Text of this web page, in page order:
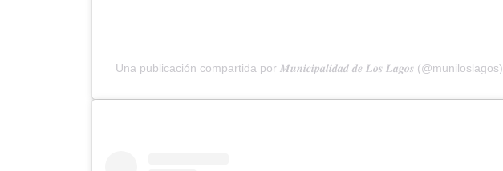
Una publicación compartida por 𝑴𝒖𝒏𝒊𝒄𝒊𝒑𝒂𝒍𝒊𝒅𝒂𝒅 𝒅𝒆 𝑳𝒐𝒔 𝑳𝒂𝒈𝒐𝒔 (@muniloslagos)